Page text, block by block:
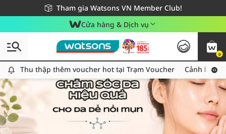
Tham gia Watsons VN Member Club!
Miễn phí giao hàng cho đơn hàng từ 249,000Đ
Giao hàng nhanh 24h - Áp dụng khu vực TP. Hồ Chí Minh
Cửa hàng & Dịch vụ
0
Thu thập thêm voucher hot tại Trạm Voucher
Thu thập thêm voucher hot tại Trạm Voucher Cảnh báo